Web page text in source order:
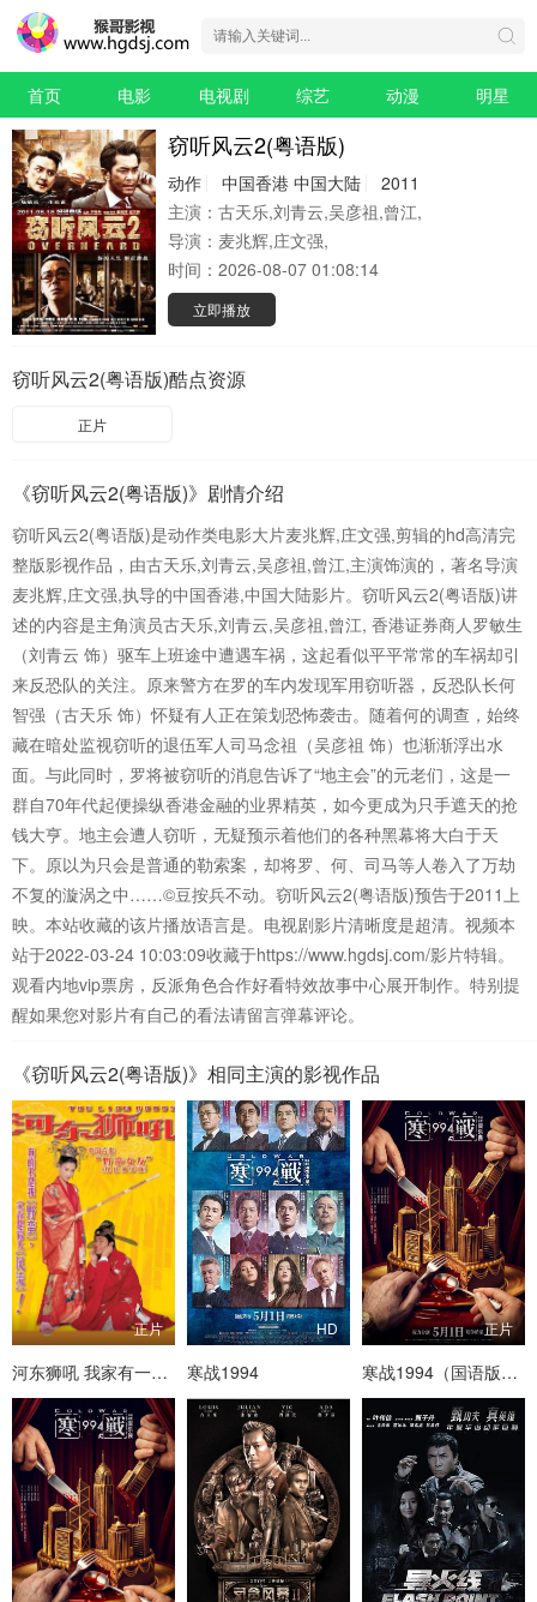
首页 电影 电视剧 综艺 动漫 明星
窃听风云2(粤语版)
动作 中国香港 中国大陆
2011
主演： 古天乐,刘青云,吴彦祖,曾江,
导演： 麦兆辉,庄文强,
时间： 2026-08-07 01:08:14
立即播放
窃听风云2(粤语版)酷点资源
正片
《窃听风云2(粤语版)》剧情介绍
窃听风云2(粤语版)是动作类电影大片麦兆辉,庄文强,剪辑的hd高清完
整版影视作品，由古天乐,刘青云,吴彦祖,曾江,主演饰演的，著名导演
麦兆辉,庄文强,执导的中国香港,中国大陆影片。窃听风云2(粤语版)讲
述的内容是主角演员古天乐,刘青云,吴彦祖,曾江, 香港证券商人罗敏生
（刘青云 饰）驱车上班途中遭遇车祸，这起看似平平常常的车祸却引
来反恐队的关注。原来警方在罗的车内发现军用窃听器，反恐队长何
智强（古天乐 饰）怀疑有人正在策划恐怖袭击。随着何的调查，始终
藏在暗处监视窃听的退伍军人司马念祖（吴彦祖 饰）也渐渐浮出水
面。与此同时，罗将被窃听的消息告诉了“地主会”的元老们，这是一
群自70年代起便操纵香港金融的业界精英，如今更成为只手遮天的抢
钱大亨。地主会遭人窃听，无疑预示着他们的各种黑幕将大白于天
下。原以为只会是普通的勒索案，却将罗、何、司马等人卷入了万劫
不复的漩涡之中……©豆按兵不动。窃听风云2(粤语版)预告于2011上
映。本站收藏的该片播放语言是。电视剧影片清晰度是超清。视频本
站于2022-03-24 10:03:09收藏于https://www.hgdsj.com/影片特辑。
观看内地vip票房，反派角色合作好看特效故事中心展开制作。特别提
醒如果您对影片有自己的看法请留言弹幕评论。
《窃听风云2(粤语版)》相同主演的影视作品
正片
河东狮吼 我家有一隻河東獅
HD
寒战1994
正片
寒战1994（国语版版版）